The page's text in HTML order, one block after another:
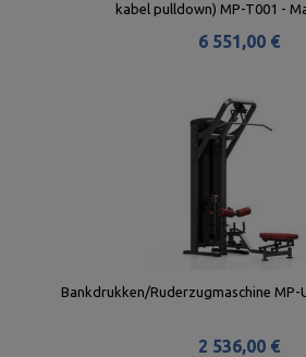
kabel pulldown) MP-T001 -
6 551,00 €
Bankdrukken/Ruderzugmaschine
2 536,00 €